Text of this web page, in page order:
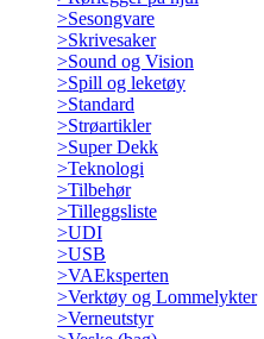
>Sesongvare
>Skrivesaker
>Sound og Vision
>Spill og leketøy
>Standard
>Strøartikler
>Super Dekk
>Teknologi
>Tilbehør
>Tilleggsliste
>UDI
>USB
>VAEksperten
>Verktøy og Lommelykter
>Verneutstyr